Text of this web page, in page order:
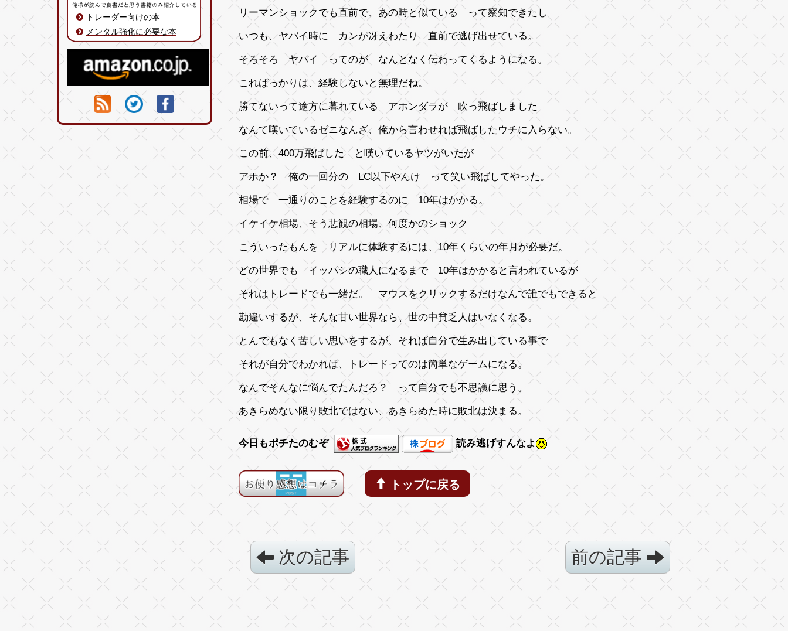
トレーダー向けの本
メンタル強化に必要な本
リーマンショックでも直前で、あの時と似ている って察知できたし
いつも、ヤバイ時に カンが冴えわたり 直前で逃げ出せている。
そろそろ ヤバイ ってのが なんとなく伝わってくるようになる。
こればっかりは、経験しないと無理だね。
勝てないって途方に暮れている アホンダラが 吹っ飛ばしました
なんて嘆いているゼニなんざ、俺から言わせれば飛ばしたウチに入らない。
この前、400万飛ばした と嘆いているヤツがいたが
アホか？ 俺の一回分の LC以下やんけ って笑い飛ばしてやった。
相場で 一通りのことを経験するのに 10年はかかる。
イケイケ相場、そう悲観の相場、何度かのショック
こういったもんを リアルに体験するには、10年くらいの年月が必要だ。
どの世界でも イッパシの職人になるまで 10年はかかると言われているが
それはトレードでも一緒だ。 マウスをクリックするだけなんで誰でもできると
勘違いするが、そんな甘い世界なら、世の中貧乏人はいなくなる。
とんでもなく苦しい思いをするが、それば自分で生み出している事で
それが自分でわかれば、トレードってのは簡単なゲームになる。
なんでそんなに悩んでたんだろ？ って自分でも不思議に思う。
あきらめない限り敗北ではない、あきらめた時に敗北は決まる。
今日もポチたのむぞ 読み逃げすんなよ
トップに戻る
次の記事 前の記事